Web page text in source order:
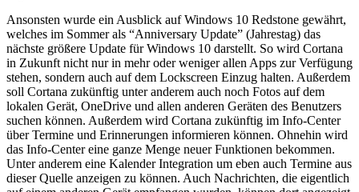
Ansonsten wurde ein Ausblick auf Windows 10 Redstone gewährt,
welches im Sommer als “Anniversary Update” (Jahrestag) das
nächste größere Update für Windows 10 darstellt. So wird Cortana
in Zukunft nicht nur in mehr oder weniger allen Apps zur Verfügung
stehen, sondern auch auf dem Lockscreen Einzug halten. Außerdem
soll Cortana zukünftig unter anderem auch noch Fotos auf dem
lokalen Gerät, OneDrive und allen anderen Geräten des Benutzers
suchen können. Außerdem wird Cortana zukünftig im Info-Center
über Termine und Erinnerungen informieren können. Ohnehin wird
das Info-Center eine ganze Menge neuer Funktionen bekommen.
Unter anderem eine Kalender Integration um eben auch Termine aus
dieser Quelle anzeigen zu können. Auch Nachrichten, die eigentlich